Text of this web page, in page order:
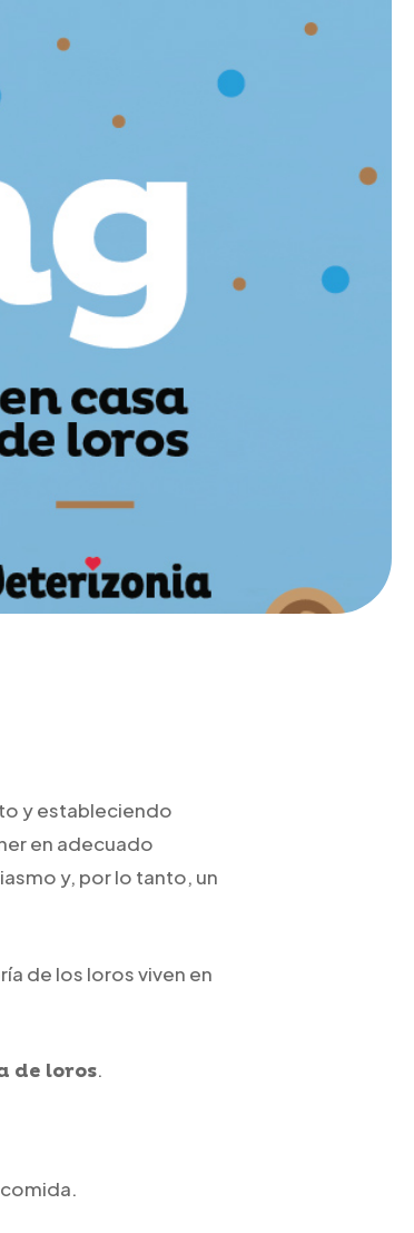
y estableciendo
en adecuado
y, por lo tanto, un
de los loros viven en
de loros.